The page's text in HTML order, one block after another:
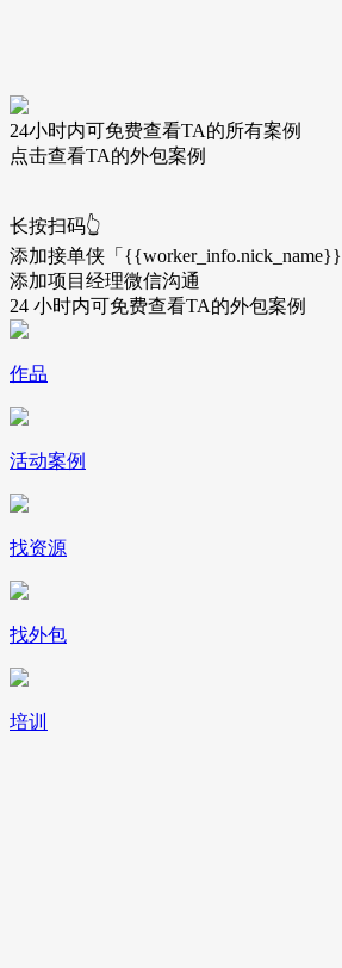
24小时内可免费查看TA的所有案例
点击查看TA的外包案例
长按扫码👆
添加接单侠「
添加项目经理微信沟通
24 小时内可免费查看TA的外包案例
作品
活动案例
找资源
找外包
培训